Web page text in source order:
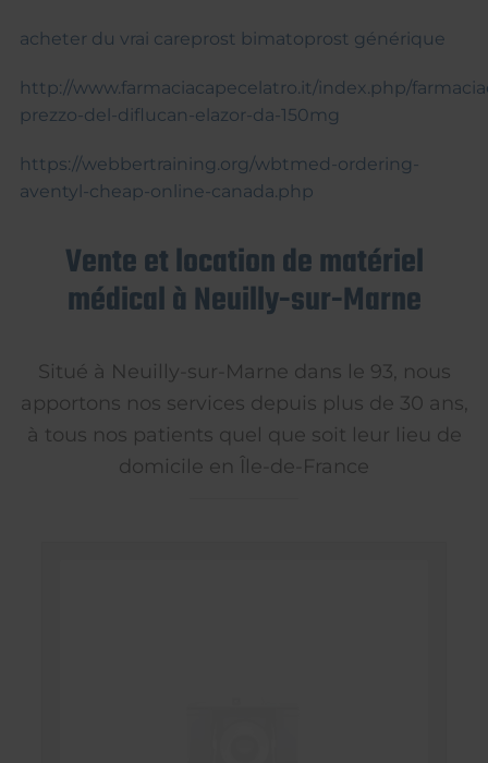
acheter du vrai careprost bimatoprost générique
http://www.farmaciacapecelatro.it/index.php/
prezzo-del-diflucan-elazor-da-150mg
https://webbertraining.org/wbtmed-ordering-
aventyl-cheap-online-canada.php
Vente et location de matériel
médical à Neuilly-sur-Marne
Situé à Neuilly-sur-Marne dans le 93, nous
apportons nos services depuis plus de 30 ans,
à tous nos patients quel que soit leur lieu de
domicile en Île-de-France